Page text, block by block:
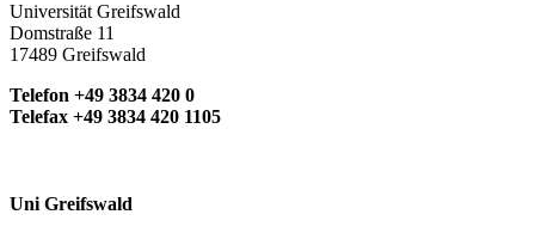
Universität Greifswald
Domstraße 11
17489 Greifswald
Telefon +49 3834 420 0
Telefax +49 3834 420 1105
Uni Greifswald